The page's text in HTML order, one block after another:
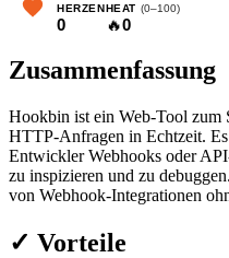
HERZEN
0
HEAT (0–100)
🔥0
Zusammenfassung
Hookbin ist ein Web-Tool zum
HTTP-Anfragen in Echtzeit.
Entwickler Webhooks oder
zu inspizieren und zu
von Webhook-Integrationen
✓ Vorteile